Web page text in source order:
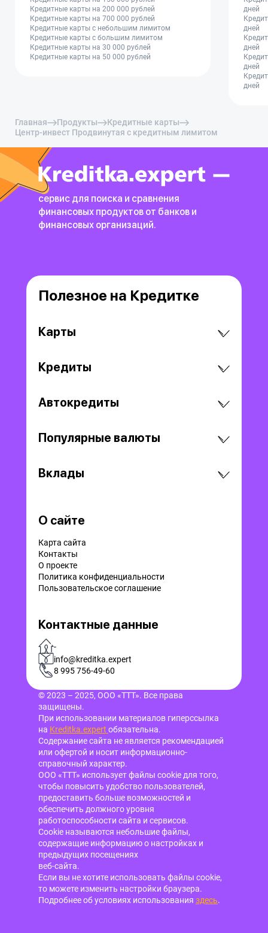
Кредитные карты на 200 000 рублей
Кредитные карты на 700 000 рублей
Кредитные карты с небольшим лимитом
Кредитные карты с большим лимитом
Кредитные карты на 30 000 рублей
Кредитные карты на 50 000 рублей
дней
дней
дней
дней
дней
Главная Продукты
Кредитные карты
Центр-инвест Продвинутая с кредитным лимитом
сервис для поиска и сравнения
финансовых продуктов от банков и
финансовых организаций.
Полезное на Кредитке
Карты
Кредиты
Автокредиты
Популярные валюты
Вклады
О сайте
Карта сайта
Контакты
О проекте
Политика конфиденциальности
Пользовательское соглашение
Контактные данные
-
info@kreditka.expert
8 995 756-49-60
© 2023 – 2025, ООО «ТТТ». Все права
защищены.
При использовании материалов гиперссылка
на Kreditka.expert обязательна.
Содержание сайта не является рекомендацией
или офертой и носит информационно-
справочный характер.
ООО «ТТТ» использует файлы cookie для того,
чтобы повысить удобство пользователей,
предоставить больше возможностей и
обеспечить должного уровня
работоспособности сайта и сервисов.
Cookie называются небольшие файлы,
содержащие информацию о настройках и
предыдущих посещениях
веб-сайта.
Если вы не хотите использовать файлы cookie,
то можете изменить настройки браузера.
Подробнее об условиях использования здесь.